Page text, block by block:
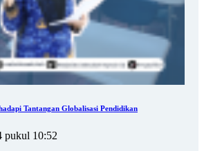
Tantangan Globalisasi Pendidikan
pukul 10:52